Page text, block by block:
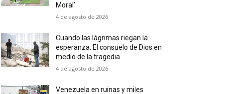
Moral’
4 de agosto de 2026
Cuando las lágrimas riegan la
esperanza: El consuelo de Dios en
medio de la tragedia
4 de agosto de 2026
Venezuela en ruinas y miles